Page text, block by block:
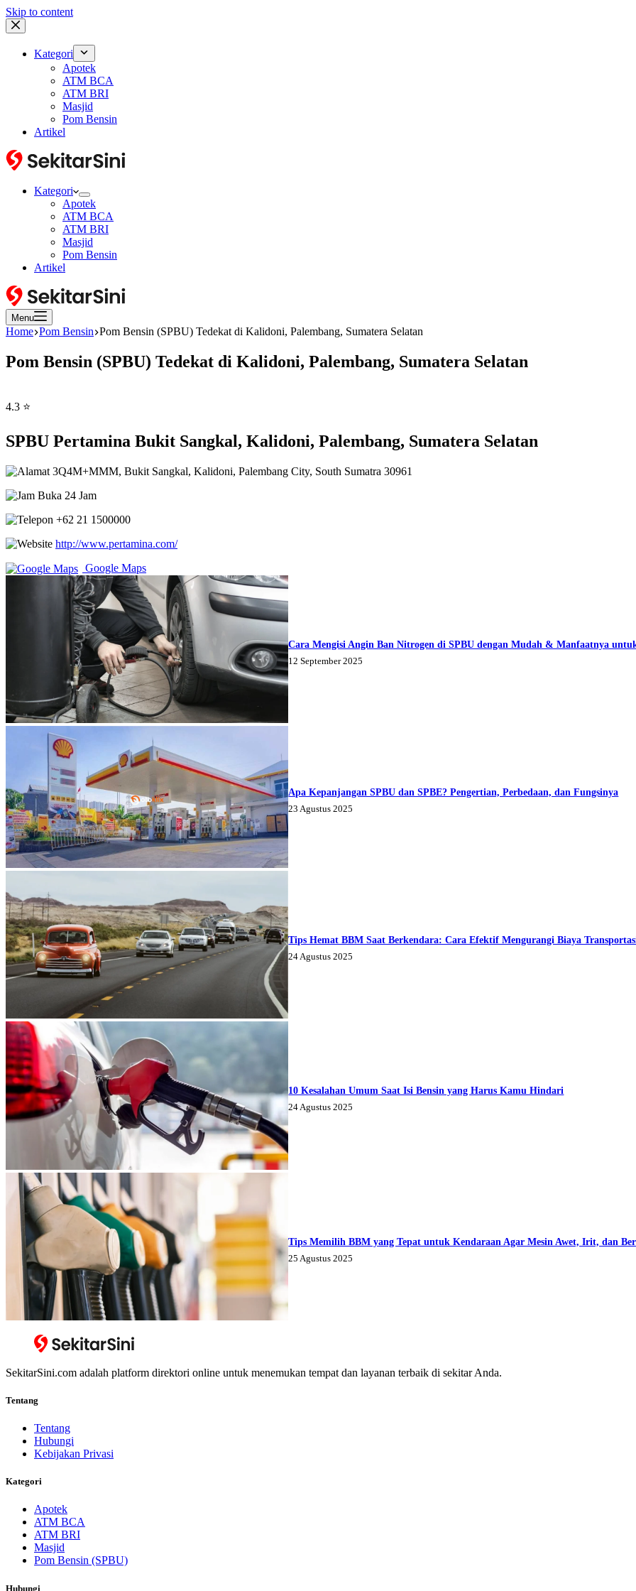
Skip to content
Kategori
Apotek
ATM BCA
ATM BRI
Masjid
Pom Bensin
Artikel
Kategori
Apotek
ATM BCA
ATM BRI
Masjid
Pom Bensin
Artikel
Menu
Home Pom Bensin Pom Bensin (SPBU) Tedekat di Kalidoni, Palembang, Sumatera Selatan
Pom Bensin (SPBU) Tedekat di Kalidoni, Palembang, Sumatera Selatan
4.3 ⭐
SPBU Pertamina Bukit Sangkal, Kalidoni, Palembang, Sumatera Selatan
3Q4M+MMM, Bukit Sangkal, Kalidoni, Palembang City, South Sumatra 30961
Buka 24 Jam
+62 21 1500000
http://www.pertamina.com/
Google Maps
Cara Mengisi Angin Ban Nitrogen di SPBU dengan Mudah & Manfaatnya
12 September 2025
Apa Kepanjangan SPBU dan SPBE? Pengertian, Perbedaan, dan Fungsinya
23 Agustus 2025
Tips Hemat BBM Saat Berkendara: Cara Efektif Mengurangi Biaya
24 Agustus 2025
10 Kesalahan Umum Saat Isi Bensin yang Harus Kamu Hindari
24 Agustus 2025
Tips Memilih BBM yang Tepat untuk Kendaraan Agar Mesin Awet, Irit, dan
25 Agustus 2025
SekitarSini.com adalah platform direktori online untuk menemukan tempat dan layanan terbaik di sekitar Anda.
Tentang
Tentang
Hubungi
Kebijakan Privasi
Kategori
Apotek
ATM BCA
ATM BRI
Masjid
Pom Bensin (SPBU)
Hubungi